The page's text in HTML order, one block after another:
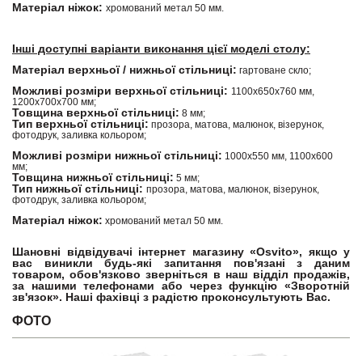
Матеріал ніжок: хромований метал 50 мм.
Інші доступні варіанти виконання цієї моделі столу:
Матеріал верхньої / нижньої стільниці: гартоване скло;
Можливі розміри верхньої стільниці: 1100х650х760 мм,
1200х700х700 мм;
Товщина верхньої стільниці: 8 мм;
Тип верхньої стільниці: прозора, матова, малюнок, візерунок,
фотодрук, заливка кольором;
Можливі розміри нижньої стільниці: 1000х550 мм, 1100х600
мм;
Товщина нижньої стільниці: 5 мм;
Тип нижньої стільниці: прозора, матова, малюнок, візерунок,
фотодрук, заливка кольором;
Матеріал ніжок: хромований метал 50 мм.
Шановні відвідувачі інтернет магазину «Osvito», якщо у
вас виникли будь-які запитання пов'язані з даним
товаром, обов'язково зверніться в наш відділ продажів,
за нашими телефонами або через функцію «Зворотній
зв'язок». Наші фахівці з радістю проконсультують Вас.
ФОТО